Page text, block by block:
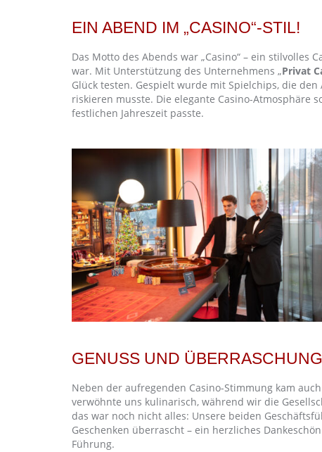
EIN ABEND IM „CASINO“-STIL!
Das Motto des Abends war „Casino“ – ein stilvolles
war. Mit Unterstützung des Unternehmens „Privat
Glück testen. Gespielt wurde mit Spielchips, die
riskieren musste. Die elegante Casino-Atmosphäre
festlichen Jahreszeit passte.
GENUSS UND
Neben der aufregenden Casino-Stimmung kam
verwöhnte uns kulinarisch, während wir die
das war noch nicht alles: Unsere beiden
Geschenken überrascht – ein herzliches
Führung.